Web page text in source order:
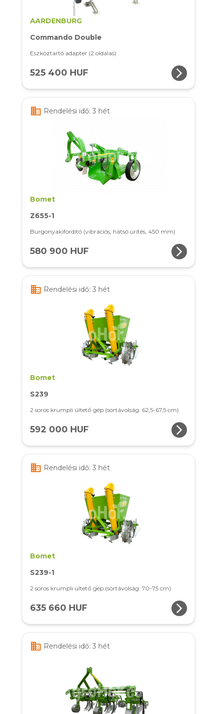
AARDENBURG
Commando Double
Eszköztartó adapter (2 oldalas)
525 400 HUF arrow_forward_ios
business Rendelési idő: 3 hét
Bomet
Z655-1
Burgonyakifordító (vibrációs, hátsó ürítés, 450 mm)
580 900 HUF arrow_forward_ios
business Rendelési idő: 3 hét
Bomet
S239
2 soros krumpli ültető gép (sortávolság: 62,5-67,5 cm)
592 000 HUF arrow_forward_ios
business Rendelési idő: 3 hét
Bomet
S239-1
2 soros krumpli ültető gép (sortávolság: 70-75 cm)
635 660 HUF arrow_forward_ios
business Rendelési idő: 3 hét